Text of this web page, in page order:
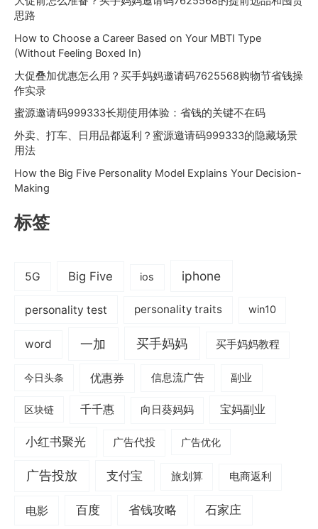
思路
How to Choose a Career Based on Your MBTI Type
(Without Feeling Boxed In)
大促叠加优惠怎么用？买手妈妈邀请码7625568购物节省钱操
作实录
蜜源邀请码999333长期使用体验：省钱的关键不在码
外卖、打车、日用品都返利？蜜源邀请码999333的隐藏场景
用法
How the Big Five Personality Model Explains Your Decision-
Making
标签
5G Big Five ios iphone
personality test personality traits win10
word 一加 买手妈妈 买手妈妈教程
今日头条 优惠券 信息流广告 副业
区块链 千千惠 向日葵妈妈 宝妈副业
小红书聚光 广告代投 广告优化
广告投放 支付宝 旅划算 电商返利
电影 百度 省钱攻略 石家庄